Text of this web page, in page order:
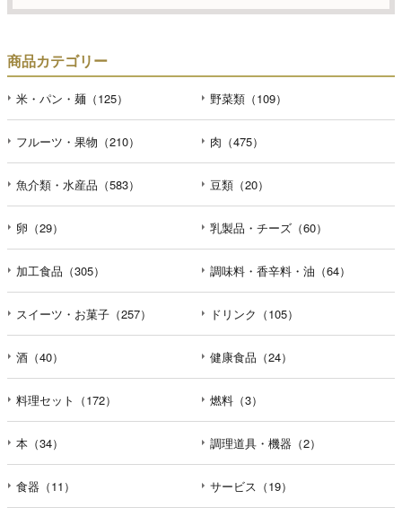
定の水準に達していると認めた委託者に業務委託の目的で
f）開示対象個人情報の開示等および問合せ窓口について
ご本人からの求めにより、当社が保有する開示対象個人情
報の利用目的の通知・開示・内容の訂正・追加または削
除・利用の停止・消去および第三者への提供の停止（「開
示等」といいます。）に応じます。開示等のお問合せは下
記の連絡先までお願い致します。
g）本人が個人情報を与えることの任意性及び当該情報を与
個人情報の提供は任意と致しますが、当社が依頼する情報
の提供がない場合、内容が正確でない場合はサービスの提
供やご対応等に支障をきたす可能性がございますのでご了
承下さい。
h）弊社は、弊社のウェブサイトへのアクセス状況につい
て、アクセスログ、Cookie（クッキー）等を用いて管理し
ています。これらには、お客様のお名前、ご住所、電話番
号、電子メールアドレスなど、お客様を特定する個人情報
は一切含まれておりません。
商品カテゴリー
米・パン・麺（125） 野菜類（109）
フルーツ・果物（210） 肉（475）
魚介類・水産品（583） 豆類（20）
卵（29） 乳製品・チーズ（60）
加工食品（305） 調味料・香辛料・油（64）
スイーツ・お菓子（257） ドリンク（105）
酒（40） 健康食品（24）
料理セット（172） 燃料（3）
本（34） 調理道具・機器（2）
食器（11） サービス（19）